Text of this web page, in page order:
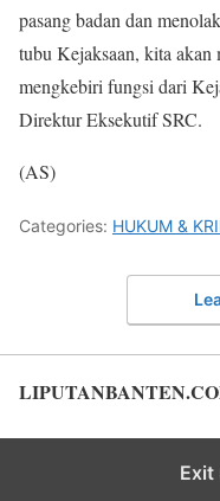
pasang badan dan
tubu Kejaksaan, kita
mengkebiri fungsi dari
Direktur Eksekutif SRC.
(AS)
Categories: HUKUM &
Exit